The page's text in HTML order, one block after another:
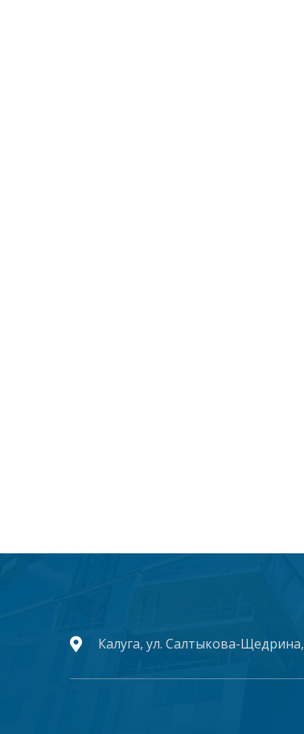
Калуга, ул. Салтыкова-